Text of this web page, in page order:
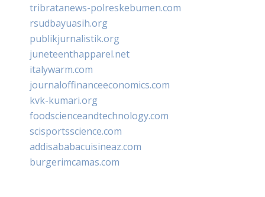
tribratanews-polreskebumen.com
rsudbayuasih.org
publikjurnalistik.org
juneteenthapparel.net
italywarm.com
journaloffinanceeconomics.com
kvk-kumari.org
foodscienceandtechnology.com
scisportsscience.com
addisababacuisineaz.com
burgerimcamas.com